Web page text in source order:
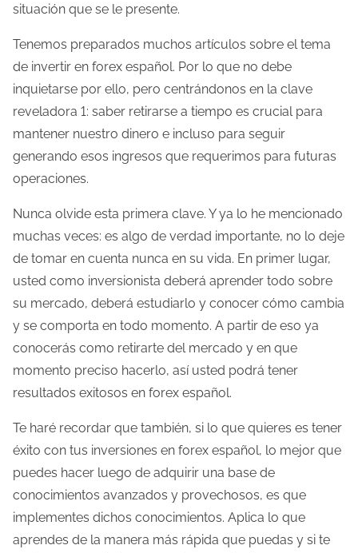
situación que se le presente.
Tenemos preparados muchos artículos sobre el tema
de invertir en forex español. Por lo que no debe
inquietarse por ello, pero centrándonos en la clave
reveladora 1: saber retirarse a tiempo es crucial para
mantener nuestro dinero e incluso para seguir
generando esos ingresos que requerimos para futuras
operaciones.
Nunca olvide esta primera clave. Y ya lo he mencionado
muchas veces: es algo de verdad importante, no lo deje
de tomar en cuenta nunca en su vida. En primer lugar,
usted como inversionista deberá aprender todo sobre
su mercado, deberá estudiarlo y conocer cómo cambia
y se comporta en todo momento. A partir de eso ya
conocerás como retirarte del mercado y en que
momento preciso hacerlo, así usted podrá tener
resultados exitosos en forex español.
Te haré recordar que también, si lo que quieres es tener
éxito con tus inversiones en forex español, lo mejor que
puedes hacer luego de adquirir una base de
conocimientos avanzados y provechosos, es que
implementes dichos conocimientos. Aplica lo que
aprendes de la manera más rápida que puedas y si te